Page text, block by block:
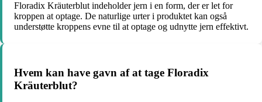
Floradix Kräuterblut indeholder jern i en form, der er let for
kroppen at optage. De naturlige urter i produktet kan også
understøtte kroppens evne til at optage og udnytte jern effektivt.
Hvem kan have gavn af at tage Floradix
Kräuterblut?